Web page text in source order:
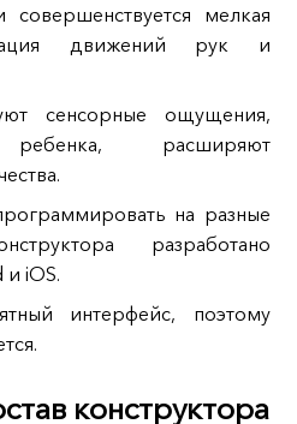
мелкая
движений рук и
сенсорные ощущения,
ребенка, расширяют
на разные
разработано
iOS.
интерфейс, поэтому
конструктора